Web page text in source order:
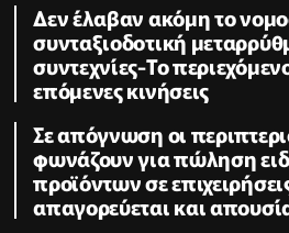
Δεν έλαβαν ακόμη το
συνταξιοδοτική
συντεχνίες-Το
επόμενες κινήσεις
Σε απόγνωση οι
φωνάζουν για πώληση
προϊόντων σε
απαγορεύεται και